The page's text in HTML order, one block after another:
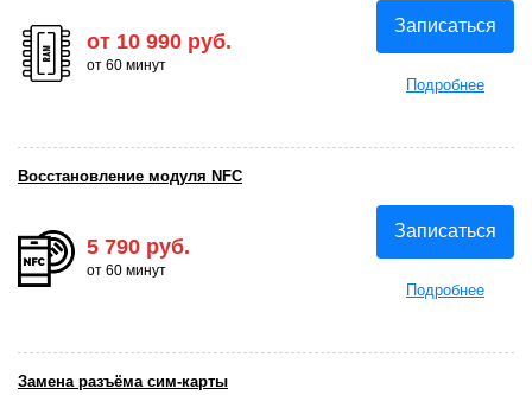
от 10 990 руб.
от 60 минут
Записаться
Подробнее
5 790 руб.
от 60 минут
Записаться
Подробнее
Восстановление модуля NFC
Замена разъёма сим-карты